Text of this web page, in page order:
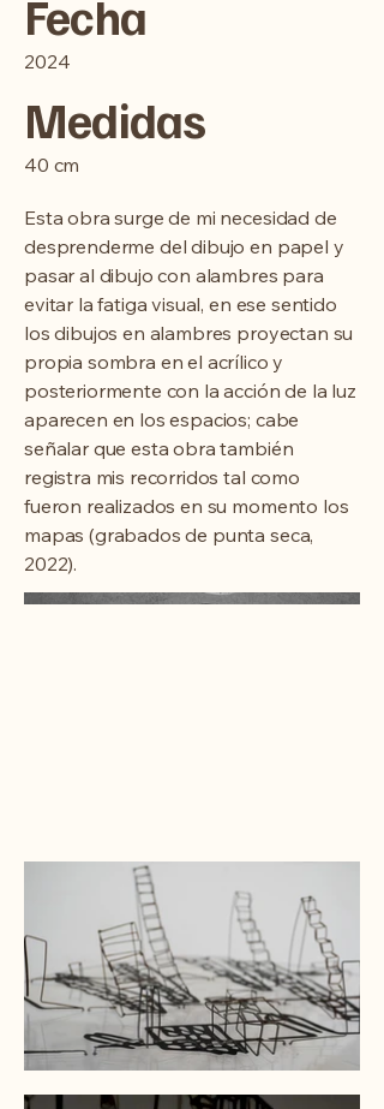
Fecha
2024
Medidas
40 cm
Esta obra surge de mi necesidad de
desprenderme del dibujo en papel y
pasar al dibujo con alambres para
evitar la fatiga visual, en ese sentido
los dibujos en alambres proyectan su
propia sombra en el acrílico y
posteriormente con la acción de la luz
aparecen en los espacios; cabe
señalar que esta obra también
registra mis recorridos tal como
fueron realizados en su momento los
mapas (grabados de punta seca,
2022).